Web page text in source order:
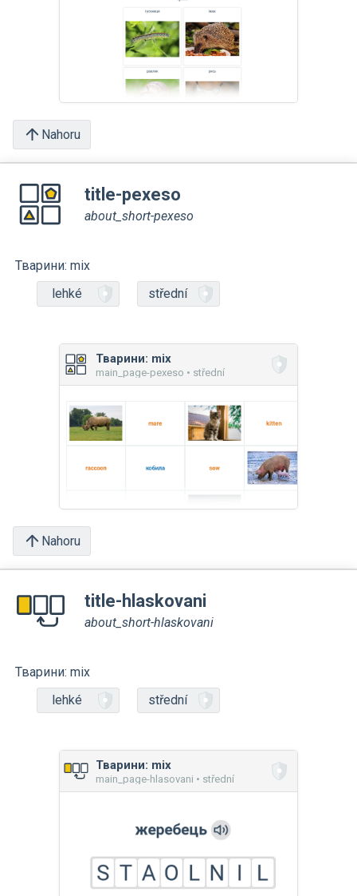
Nahoru
title-pexeso
about_short-pexeso
Тварини: mix
lehké
střední
Тварини: mix
main_page-pexeso • střední
Nahoru
title-hlaskovani
about_short-hlaskovani
Тварини: mix
lehké
střední
Тварини: mix
main_page-hlasovani • střední